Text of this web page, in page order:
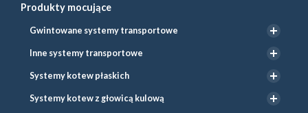
Produkty mocujące
Gwintowane systemy transportowe
Inne systemy transportowe
Systemy kotew płaskich
Systemy kotew z głowicą kulową